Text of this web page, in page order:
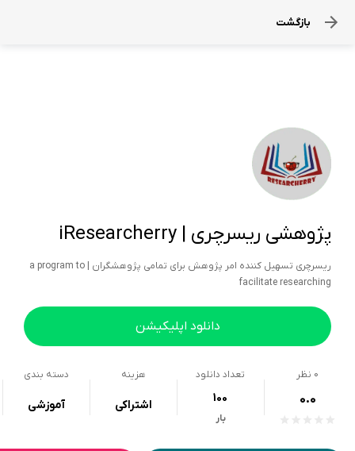
بازگشت
پژوهشی ریسرچری | iResearcherry
ریسرچری تسهیل کننده امر پژوهش برای تمامی پژوهشگران | a program to
facilitate researching
دانلود اپلیکیشن
0 نظر
0.0
تعداد دانلود
100
بار
هزینه
اشتراکی
دسته بندی
آموزشی